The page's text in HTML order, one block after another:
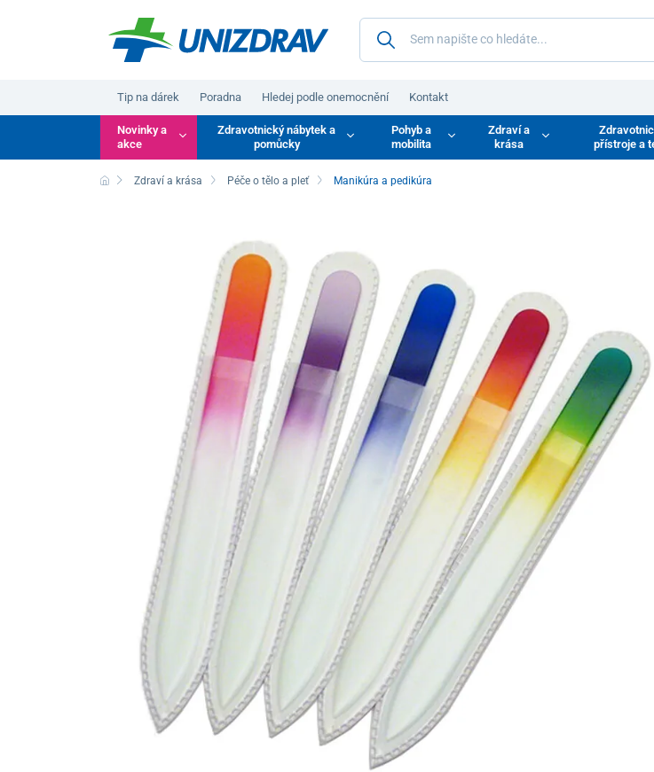
Tip na dárek Poradna Hledej podle onemocnění Kontakt
Novinky a
akce
Zdravotnický nábytek a
pomůcky
Pohyb a
mobilita
Zdraví a
krása
přístroje a
Zdraví a krása Péče o tělo a pleť Manikúra a pedikúra